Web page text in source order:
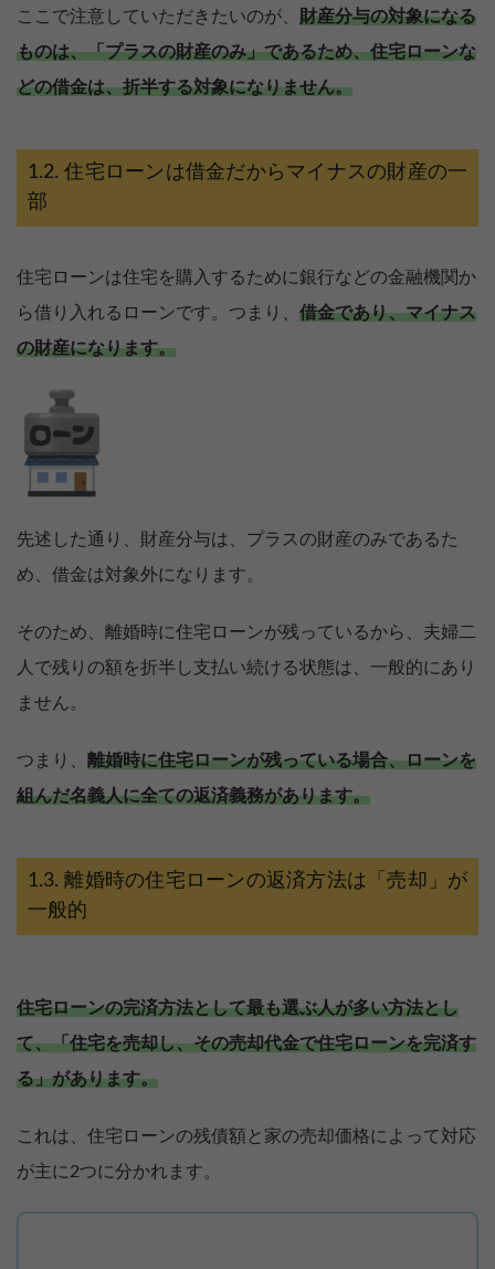
ここで注意していただきたいのが、 財産分与の対象になる
ものは、「プラスの財産のみ」であるため、住宅ローンな
どの借金は、折半する対象になりません。
住宅ローンは借金だからマイナスの財産の一
部
住宅ローンは住宅を購入するために銀行などの金融機関か
ら借り入れるローンです。つまり、 借金であり、マイナス
の財産になります。
先述した通り、財産分与は、プラスの財産のみであるた
め、借金は対象外になります。
そのため、離婚時に住宅ローンが残っているから、夫婦二
人で残りの額を折半し支払い続ける状態は、一般的にあり
ません。
つまり、 離婚時に住宅ローンが残っている場合、ローンを
組んだ名義人に全ての返済義務があります。
離婚時の住宅ローンの返済方法は「売却」が
一般的
住宅ローンの完済方法として最も選ぶ人が多い方法とし
て、「住宅を売却し、その売却代金で住宅ローンを完済す
る」があります。
これは、住宅ローンの残債額と家の売却価格によって対応
が主に2つに分かれます。